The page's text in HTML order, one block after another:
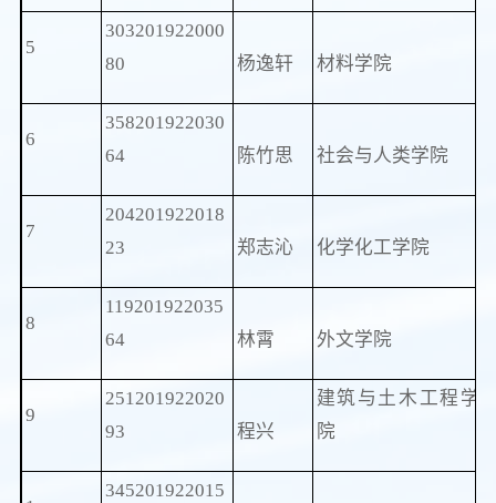
5
303201922000
80
杨逸轩 材料学院
6
358201922030
64
陈竹思 社会与人类学院
7
204201922018
23
郑志沁 化学化工学院
8
119201922035
64
林霄 外文学院
9
251201922020
93
程兴
建筑与土木工程学
院
345201922015